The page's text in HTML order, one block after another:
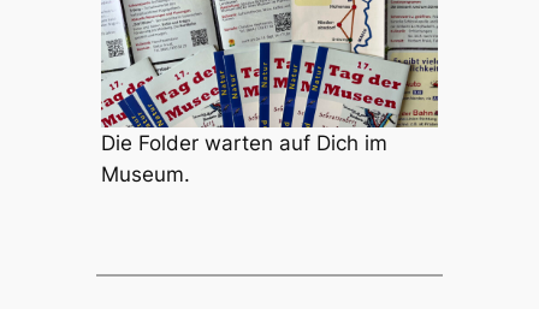
Die Folder warten auf Dich im
Museum.